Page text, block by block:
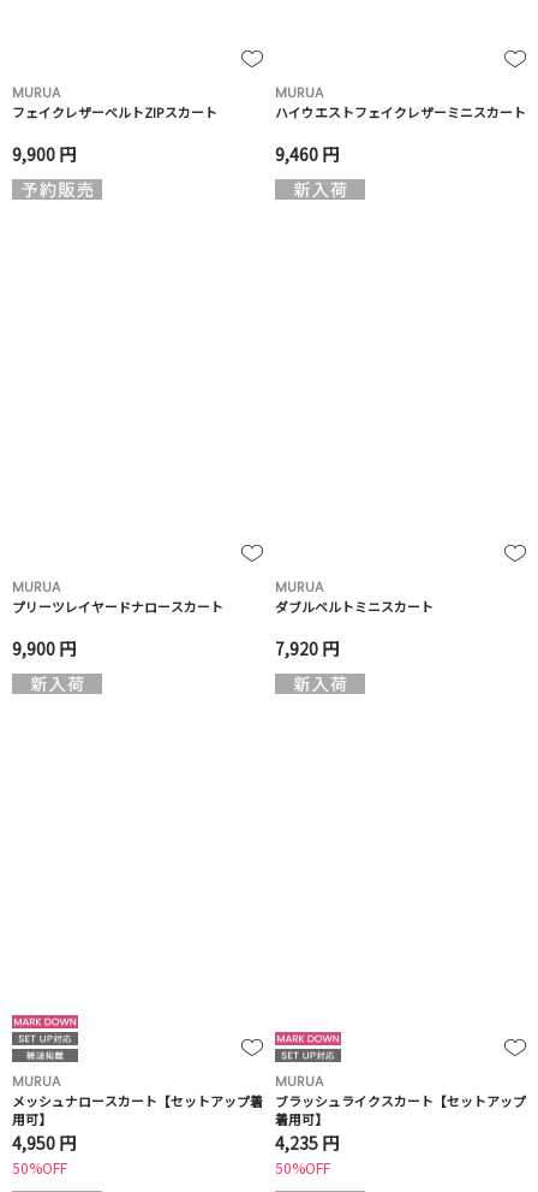
MURUA
フェイクレザーベルトZIPスカート
9,900 円
MURUA
ハイウエストフェイクレザーミニスカート
9,460 円
MURUA
プリーツレイヤードナロースカート
9,900 円
MURUA
ダブルベルトミニスカート
7,920 円
MURUA
メッシュナロースカート【セットアップ着
用可】
4,950 円
50%OFF
MURUA
ブラッシュライクスカート【セットアップ
着用可】
4,235 円
50%OFF